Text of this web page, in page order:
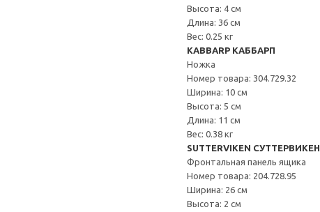
Высота: 4 см
Длина: 36 см
Вес: 0.25 кг
KABBARP КАББАРП
Ножка
Номер товара: 304.729.32
Ширина: 10 см
Высота: 5 см
Длина: 11 см
Вес: 0.38 кг
SUTTERVIKEN СУТТЕРВИКЕН
Фронтальная панель ящика
Номер товара: 204.728.95
Ширина: 26 см
Высота: 2 см